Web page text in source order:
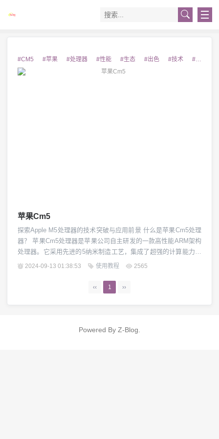
#CM5 #苹果 #处理器 #性能 #生态 #出色 #技术 #产品
苹果Cm5
探索Apple M5处理器的技术突破与应用前景 什么是苹果Cm5处理
器？ 苹果Cm5处理器是苹果公司自主研发的一款高性能ARM架构
处理器。它采用先进的5纳米制造工艺，集成了超强的计算能力和
优秀的能源效率。这款处理器为苹果产品带来了全新的性能体
器拥有多项领先于业界的技术特点。首先是采用了苹果自主研发
2024-09-13 01:38:53 使用教程 2565
‹‹ 1 ››
Powered By Z-Blog